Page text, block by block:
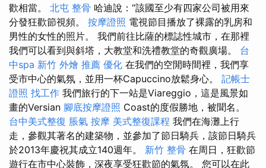
歡相當。 北屯 整骨 哈迪說：“該國至少有四家公司被用來
分發狂歡節視頻。 按摩證照 電視節目播放了裸露的乳房和
男性的女性的照片。 我們前往比薩的標誌性城市，在那裡
我們可以看到與斜塔，大教堂和洗禮教堂的奇觀廣場。 台
中spa 新竹 外燴 推薦 優化 在我們的空閒時間裡，我們享
受市中心的氣氛，並用一杯Capuccino放鬆身心。 記帳士
證照 找工作 我們旅行的下一站是Viareggio，這是風景如
畫的Versian 腳底按摩證照 Coast的度假勝地，被聞名。
台中美式整復 脹氣 按摩 美式整復課程 我們在海灘上行
走，參觀其著名的建築物，並參加了節日騎兵，該節日騎兵
於2013年慶祝其成立140週年。 新竹 整骨 在周日，狂歡節
遊行在市中心裝飾，深夜享受狂歡節的氣氛。 您可以在此